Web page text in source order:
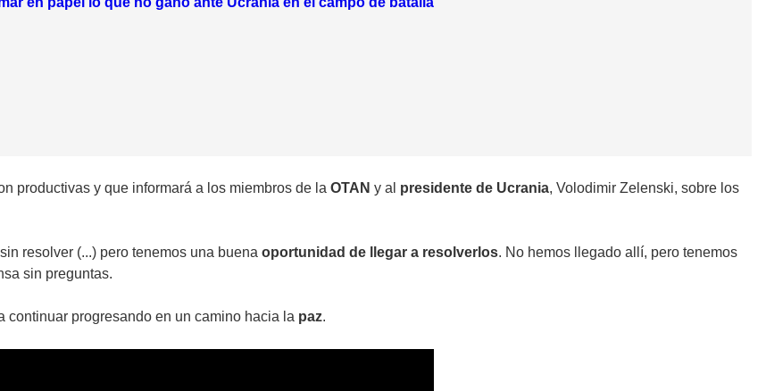
productivas y que informará a los miembros de la OTAN y al presidente de Ucrania, Volodimir Zelenski, sobre los
resolver (...) pero tenemos una buena oportunidad de llegar a resolverlos. No hemos llegado allí, pero tenemos
sin preguntas.
continuar progresando en un camino hacia la paz.